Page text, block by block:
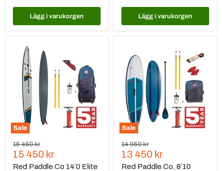
Lägg i varukorgen Lägg i varukorgen
Sale
Paddle
MSL
Ursprungspris
16 450 kr
Nuvarande
pris
15 450 kr
Red Paddle Co 14´0 Elite
Sale
Paddle
Co,
´10
Compact
Paketdeal
Ursprungspris
14 950 kr
Nuvarande
pris
13 450 kr
Red Paddle Co, 8´10